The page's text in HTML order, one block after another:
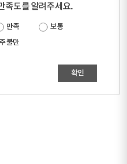
족도를 알려주세요.
만족
보통
불만
확인